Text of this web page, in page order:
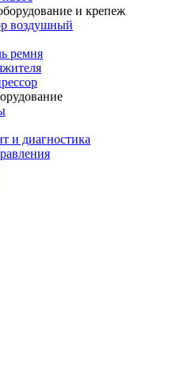
и крепеж
воздушный
ремня
и диагностика